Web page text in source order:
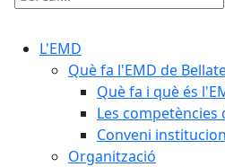
Cercar:
L'EMD
Què fa l'EMD de
Què fa i què és
Les competències
Conveni
Organització